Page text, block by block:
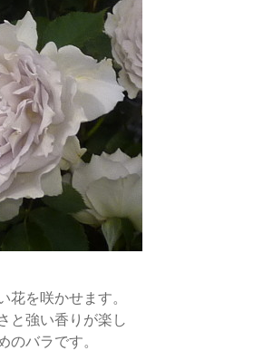
を咲かせます。
と強い香りが楽し
バラです。